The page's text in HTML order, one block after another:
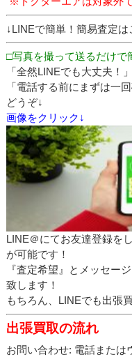
↓LINEで簡単！簡易査定は
□写真を撮って送るだけで
「全然LINEでも大丈夫！
「電話する前にまずは一
どうぞ↓
画像をクリック↓
LINE＠にてお友達登録を
が可能です！
『査定希望』とメッセー
致します！
もちろん、LINEでも出張
出張買取の流れ
お問い合わせ: 電話または